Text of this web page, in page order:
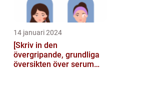
14 januari 2024
[Skriv in den
övergripande, grundliga
översikten över serum